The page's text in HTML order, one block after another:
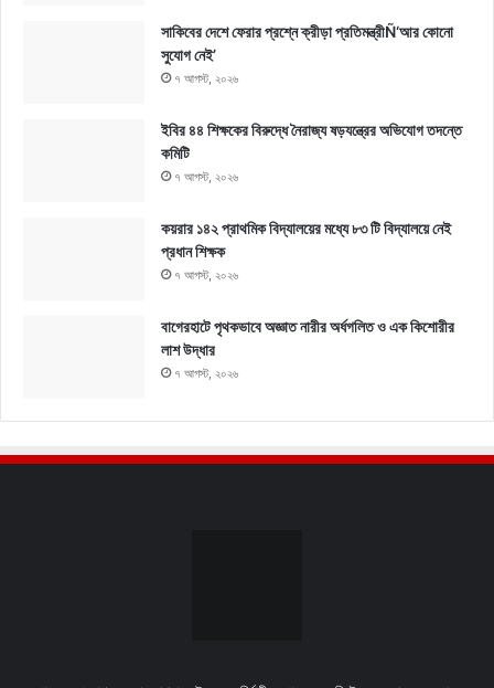
সাকিবের দেশে ফেরার প্রশ্নে ক্রীড়া প্রতিমন্ত্রীÑ‘আর কোনো
সুযোগ নেই’
৭ আগস্ট, ২০২৬
ইবির ৪৪ শিক্ষকের বিরুদ্ধে নৈরাজ্য ষড়যন্ত্রের অভিযোগ তদন্তে
কমিটি
৭ আগস্ট, ২০২৬
কয়রার ১৪২ প্রাথমিক বিদ্যালয়ের মধ্যে ৮৩ টি বিদ্যালয়ে নেই
প্রধান শিক্ষক
৭ আগস্ট, ২০২৬
বাগেরহাটে পৃথকভাবে অজ্ঞাত নারীর অর্ধগলিত ও এক কিশোরীর
লাশ উদ্ধার
৭ আগস্ট, ২০২৬